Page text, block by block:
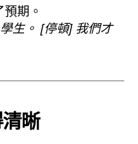
期。
生。 [停頓] 我們才
晰